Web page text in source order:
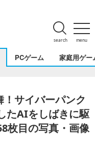
menu
search
PCゲーム 家庭用ゲー
サイバーパンク
たAIをしばきに駆
枚目の写真・画像